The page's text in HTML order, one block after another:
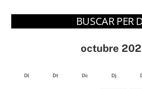
BUSCAR PER
octubre
Dl Dt Dc Dj